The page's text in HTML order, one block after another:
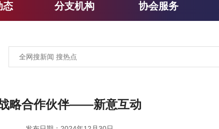
态 分支机构 协会服务
略合作伙伴——新意互动